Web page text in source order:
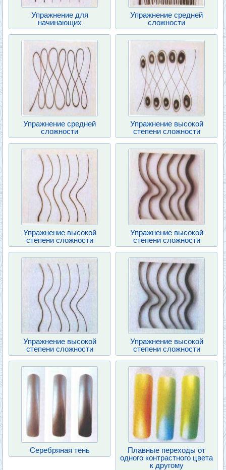
Упражнение для
начинающих
Упражнение средней
сложности
Упражнение средней
сложности
Упражнение высокой
степени сложности
Упражнение высокой
степени сложности
Упражнение высокой
степени сложности
Упражнение высокой
степени сложности
Упражнение высокой
степени сложности
Серебряная тень
Плавные переходы от
одного контрастного цвета
к другому